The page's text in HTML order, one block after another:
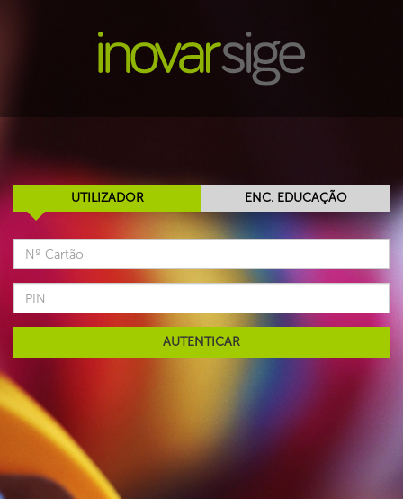
UTILIZADOR ENC. EDUCAÇÃO
AUTENTICAR